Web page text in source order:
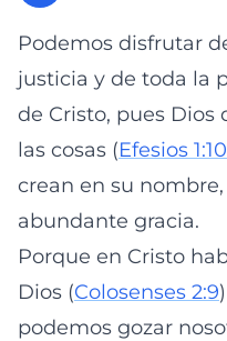
Podemos disfrutar
justicia y de toda la
de Cristo, pues Dios
las cosas (Efesios 1:10
crean en su
abundante gracia.
Porque en Cristo
Dios (Colosenses 2:9
podemos gozar